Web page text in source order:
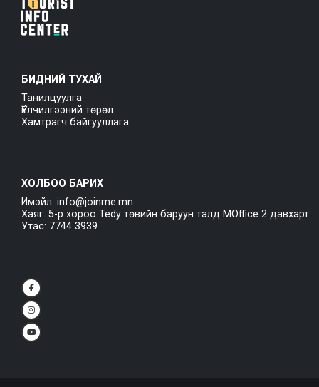
БИДНИЙ ТУХАЙ
Танилцуулга
Үйлчилгээний төрөл
Хамтрагч байгууллага
ХОЛБОО БАРИХ
Имэйл: info@joinme.mn
Хаяг: 5-р хороо Tedy төвийн баруун талд MOffice 2 давхарт
Утас: 7744 3939